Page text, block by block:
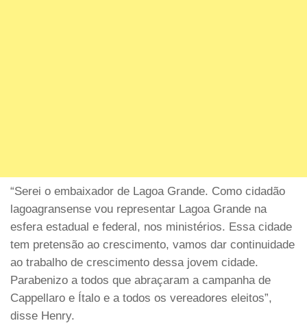
“Serei o embaixador de Lagoa Grande. Como cidadão
lagoagransense vou representar Lagoa Grande na
esfera estadual e federal, nos ministérios. Essa cidade
tem pretensão ao crescimento, vamos dar continuidade
ao trabalho de crescimento dessa jovem cidade.
Parabenizo a todos que abraçaram a campanha de
Cappellaro e Ítalo e a todos os vereadores eleitos”,
disse Henry.